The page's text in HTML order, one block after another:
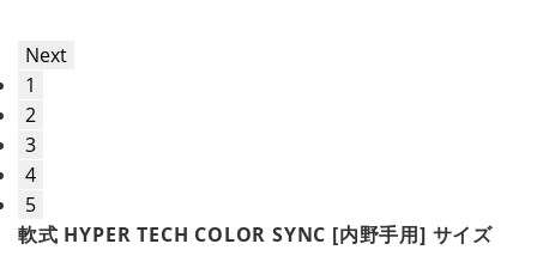
Next
1
2
3
4
5
軟式 HYPER TECH COLOR SYNC [内野手用] サイズ